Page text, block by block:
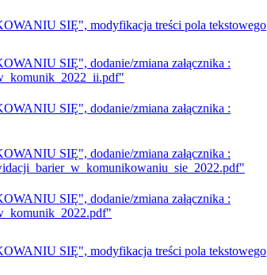
SIĘ", modyfikacja treści pola tekstowego
SIĘ", dodanie/zmiana załącznika :
SIĘ", dodanie/zmiana załącznika :
SIĘ", dodanie/zmiana załącznika :
SIĘ", dodanie/zmiana załącznika :
SIĘ", modyfikacja treści pola tekstowego